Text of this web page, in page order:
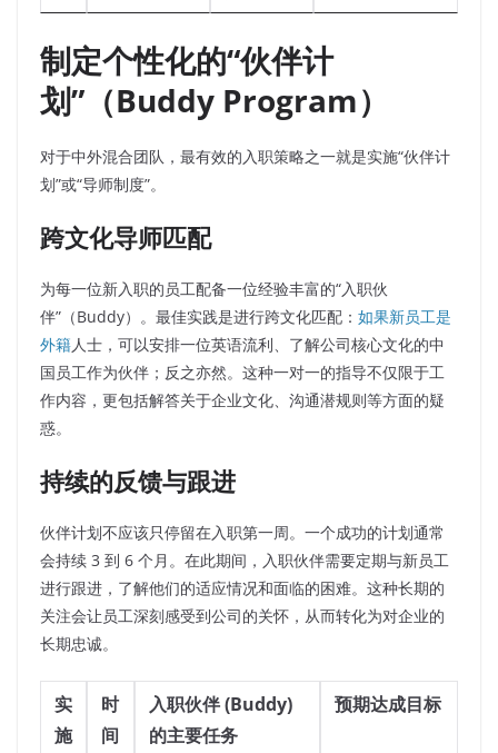
制定个性化的“伙伴计
划”（Buddy Program）
对于中外混合团队，最有效的入职策略之一就是实施“伙伴计
划”或“导师制度”。
跨文化导师匹配
为每一位新入职的员工配备一位经验丰富的“入职伙
伴”（Buddy）。最佳实践是进行跨文化匹配： 如果新员工是
外籍人士，可以安排一位英语流利、了解公司核心文化的中
国员工作为伙伴；反之亦然。这种一对一的指导不仅限于工
作内容，更包括解答关于企业文化、沟通潜规则等方面的疑
惑。
持续的反馈与跟进
伙伴计划不应该只停留在入职第一周。一个成功的计划通常
会持续 3 到 6 个月。在此期间，入职伙伴需要定期与新员工
进行跟进，了解他们的适应情况和面临的困难。这种长期的
关注会让员工深刻感受到公司的关怀，从而转化为对企业的
长期忠诚。
实
施
时
间
入职伙伴 (Buddy)
的主要任务
预期达成目标